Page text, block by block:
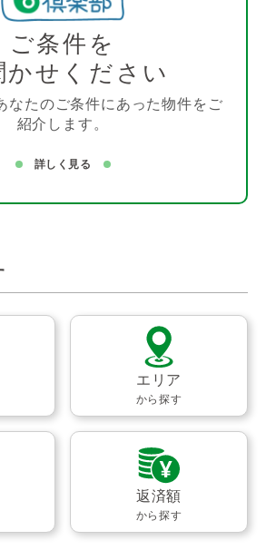
ご条件を
かせください
なたのご条件にあった物件をご
紹介します。
詳しく見る
エリア
から探す
返済額
から探す